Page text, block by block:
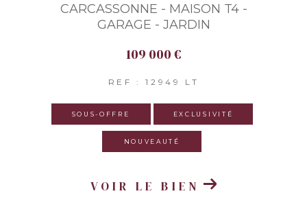
CARCASSONNE - MAISON T4 -
GARAGE - JARDIN
109 000 €
REF : 12949 LT
SOUS-OFFRE EXCLUSIVITÉ
NOUVEAUTÉ
VOIR LE BIEN